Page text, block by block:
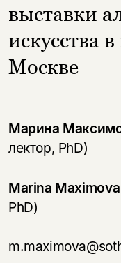
выставки
искусства
Москве
Марина
лектор, PhD)
Marina Maximova
PhD)